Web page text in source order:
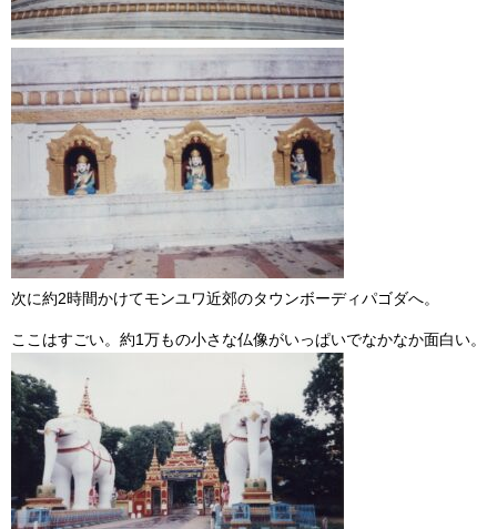
次に約2時間かけてモンユワ近郊のタウンボーディパゴダへ。
ここはすごい。約1万もの小さな仏像がいっぱいでなかなか面白い。